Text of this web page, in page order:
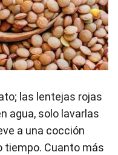
las lentejas rojas
agua, solo lavarlas
a una cocción
tiempo. Cuanto más